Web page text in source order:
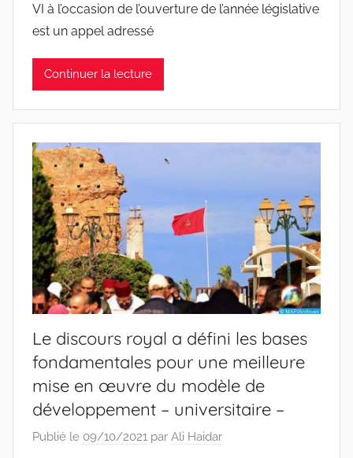
VI à l’occasion de l’ouverture de l’année législative
est un appel adressé
Continuer la lecture
Le discours royal a défini les bases
fondamentales pour une meilleure
mise en œuvre du modèle de
développement – universitaire –
Publié le 09/10/2021 par Ali Haidar